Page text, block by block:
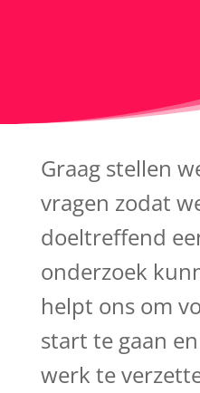
Graag stellen
vragen zodat
doeltreffend
onderzoek
helpt ons om
start te gaan
werk te